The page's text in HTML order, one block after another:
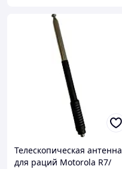
Телескопическая антенна
для раций Motorola R7/